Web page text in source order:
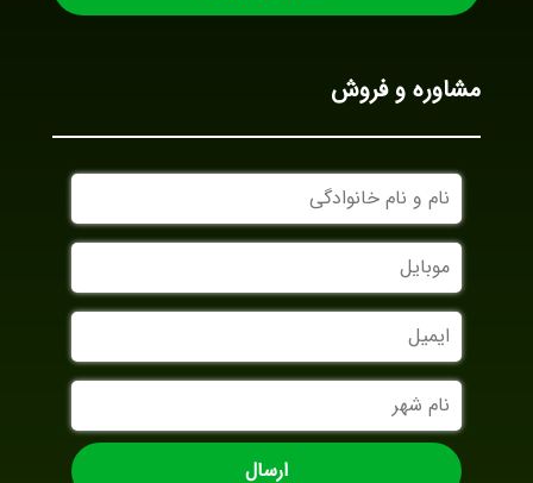
مشاوره و فروش
نام
و
نام
خانوادگی
موبایل
ایمیل
نام
شهر